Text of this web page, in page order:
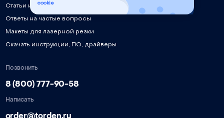
Статьи и руководства
Ответы на частые вопросы
Макеты для лазерной резки
Скачать инструкции, ПО, драйверы
Позвонить
8 (800) 777-90-58
Написать
order@torden.ru
cookie